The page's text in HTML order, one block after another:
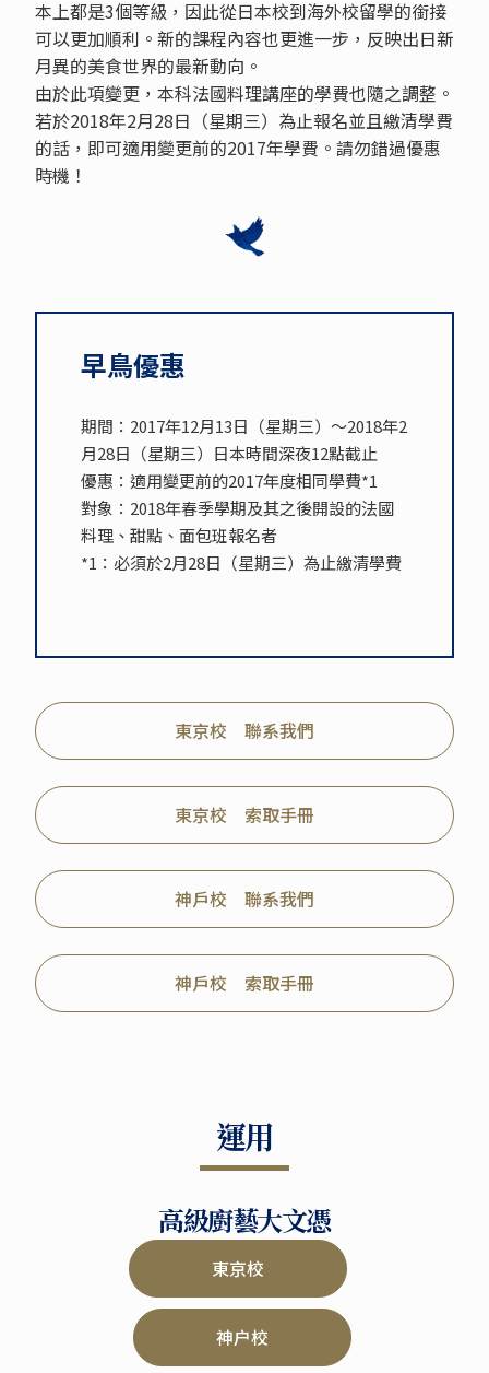
本上都是3個等級，因此從日本校到海外校留學的銜接
可以更加順利。新的課程內容也更進一步，反映出日新
月異的美食世界的最新動向。
由於此項變更，本科法國料理講座的學費也隨之調整。
若於2018年2月28日（星期三）為止報名並且繳清學費
的話，即可適用變更前的2017年學費。請勿錯過優惠
時機！
早鳥優惠
期間：2017年12月13日（星期三）～2018年2
月28日（星期三）日本時間深夜12點截止
優惠：適用變更前的2017年度相同學費*1
對象：2018年春季學期及其之後開設的法國
料理、甜點、面包班報名者
*1：必須於2月28日（星期三）為止繳清學費
東京校 聯系我們
東京校 索取手冊
神戶校 聯系我們
神戶校 索取手冊
運用
高級廚藝大文憑
東京校
神户校